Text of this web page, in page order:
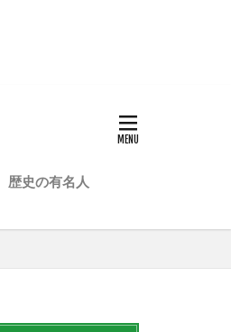
歴史の有名人